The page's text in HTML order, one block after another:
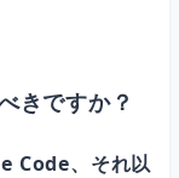
きですか？
Code、それ以